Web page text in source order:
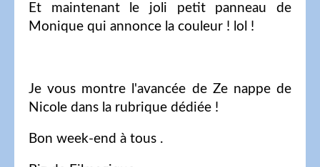
Et maintenant le joli petit panneau de
Monique qui annonce la couleur ! lol !
Je vous montre l'avancée de Ze nappe de
Nicole dans la rubrique dédiée !
Bon week-end à tous .